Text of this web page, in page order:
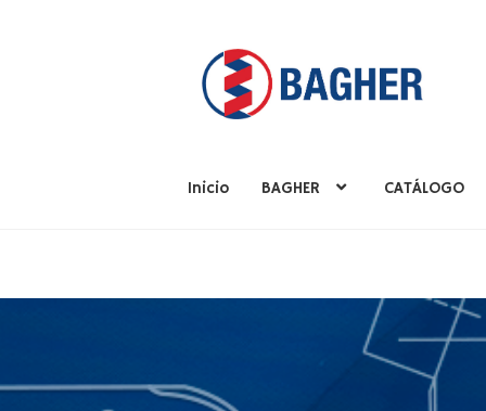
Inicio BAGHER CATÁLOGO